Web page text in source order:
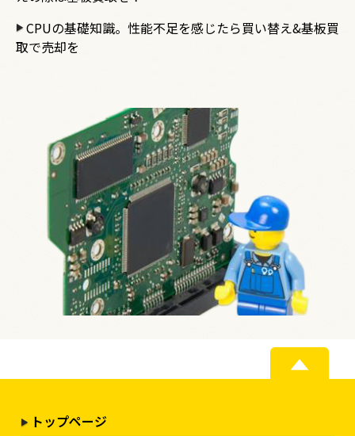
CPUの基礎知識。性能不足を感じたら買い替え&基板買
取で売却を
トップページ